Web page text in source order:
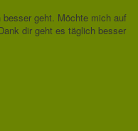
geht. Möchte mich auf
dir geht es täglich besser